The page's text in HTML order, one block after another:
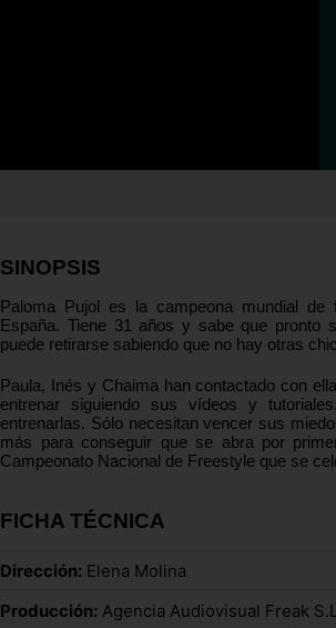
SINOPSIS
Paloma Pujol es la campeona mundial
España. Tiene 31 años y sabe que pronto
puede retirarse sabiendo que no hay otras
Paula, Inés y Chaima han contactado con
entrenar siguiendo sus vídeos y
entrenarlas. Sólo necesitan vencer sus
más para conseguir que se abra por
Campeonato Nacional de Freestyle que se
FICHA TÉCNICA
Dirección: Elena Molina
Producción: Agencia Audiovisual Freak